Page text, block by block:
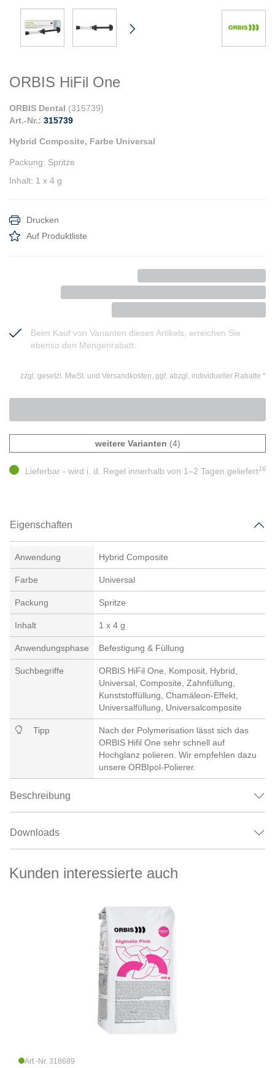
ORBIS HiFil One
Beim Kauf von Varianten dieses Artikels, erreichen Sie
ebenso den Mengenrabatt.
ORBIS Dental (315739)
Art.-Nr.: 315739
Hybrid Composite, Farbe Universal
Packung: Spritze
Inhalt: 1 x 4 g
Drucken
Auf Produktliste
zzgl. gesetzl. MwSt. und Versandkosten, ggf. abzgl. individueller Rabatte *
weitere Varianten (4)
Lieferbar - wird i. d. Regel innerhalb von 1–2 Tagen geliefert16
Eigenschaften
Anwendung Hybrid Composite
Farbe Universal
Packung Spritze
Inhalt 1 x 4 g
Anwendungsphase Befestigung & Füllung
Suchbegriffe
ORBIS HiFil One, Komposit, Hybrid,
Universal, Composite, Zahnfüllung,
Kunststoffüllung, Chamäleon-Effekt,
Universalfüllung, Universalcomposite
Tipp
Nach der Polymerisation lässt sich das
ORBIS Hifil One sehr schnell auf
Hochglanz polieren. Wir empfehlen dazu
unsere ORBIpol-Polierer.
Beschreibung
Downloads
Kunden interessierte auch
Art.-Nr. 318689